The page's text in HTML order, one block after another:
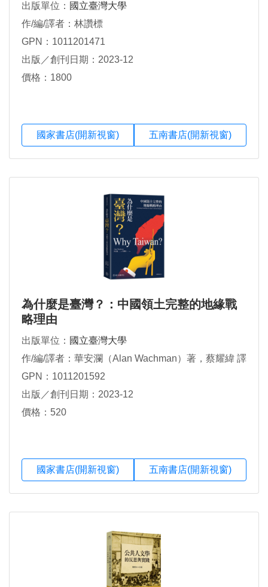
出版單位： 國立臺灣大學
作/編/譯者：林讚標
GPN：1011201471
出版／創刊日期：2023-12
價格：1800
國家書店(開新視窗) 五南書店(開新視窗)
為什麼是臺灣？：中國領土完整的地緣戰
略理由
出版單位： 國立臺灣大學
作/編/譯者：華安瀾（Alan Wachman）著，蔡耀緯 譯
GPN：1011201592
出版／創刊日期：2023-12
價格：520
國家書店(開新視窗) 五南書店(開新視窗)